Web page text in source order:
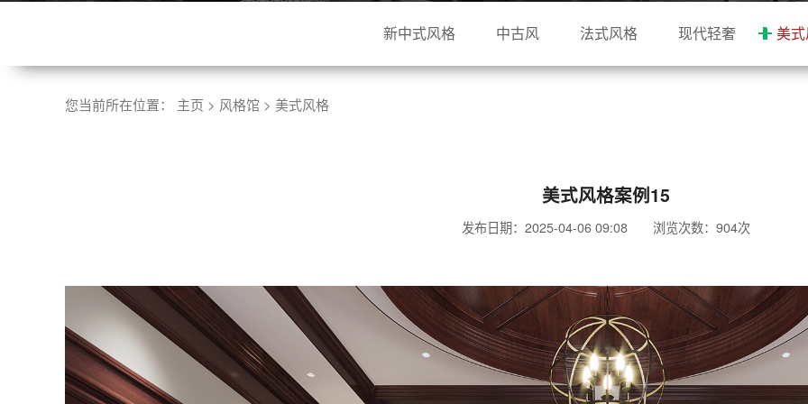
新中式风格 中古风 法式风格 现代轻奢 美
您当前所在位置： 主页 > 风格馆 > 美式风格
美式风格案例15
发布日期：2025-04-06 09:08 浏览次数： 904次